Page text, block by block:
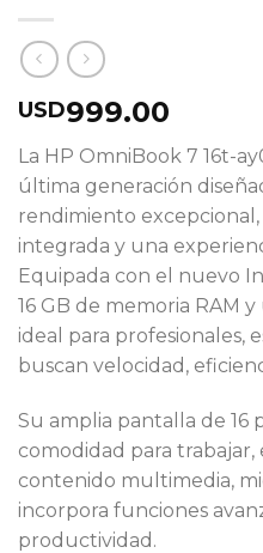
USD999.00
La HP OmniBook 7 16t-
última generación
rendimiento
integrada y una
Equipada con el nuevo
16 GB de memoria RAM y
ideal para profesionales,
buscan velocidad,
Su amplia pantalla de 16
comodidad para
contenido multimedia,
incorpora funciones
productividad.